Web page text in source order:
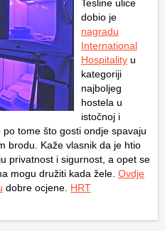
Tesline ulice
dobio je
nagradu
International
Hospitality u
kategoriji
najboljeg
hostela u
istočnoj i
tome što gosti ondje spavaju
brodu. Kaže vlasnik da je htio
privatnost i sigurnost, a opet se
mogu družiti kada žele. Ovdje
dobre ocjene. HRT